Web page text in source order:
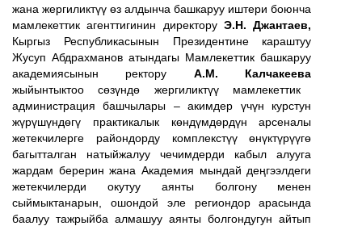
жана жергиликтүү өз алдынча башкаруу иштери боюнча
мамлекеттик агенттигинин директоруЭ.Н. Джантаев,
Кыргыз Республикасынын Президентине караштуу
Жусуп Абдрахманов атындагы Мамлекеттик башкаруу
академиясынын ректору А.М. Калчакеева
жыйынтыктоо сөзүндө жергиликтүү мамлекеттик
администрация башчылары – акимдер үчүн курстун
жүрүшүндөгү практикалык көндүмдөрдүн арсеналы
жетекчилерге райондорду комплекстүү өнүктүрүүгө
багытталган натыйжалуу чечимдерди кабыл алууга
жардам берерин жана Академия мындай деңгээлдеги
жетекчилерди окутуу аянты болгону менен
сыймыктанарын, ошондой эле региондор арасында
баалуу тажрыйба алмашуу аянты болгондугун айтып